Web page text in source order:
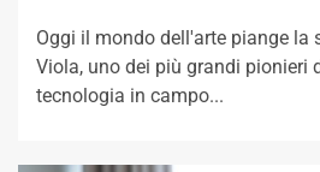
Oggi il mondo dell'arte piange la
Viola, uno dei più grandi pionieri
tecnologia in campo...